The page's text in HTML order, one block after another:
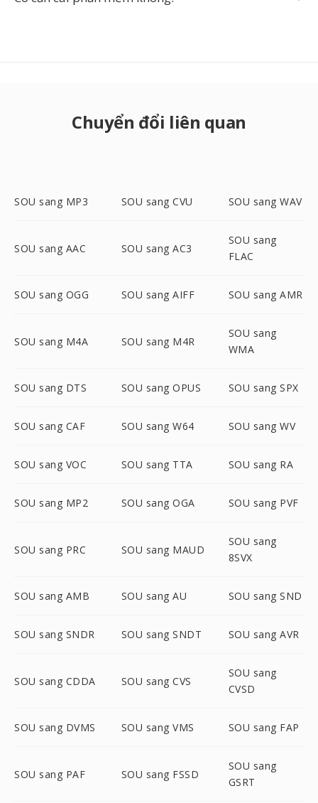
Chuyển đổi liên quan
SOU sang MP3 SOU sang CVU SOU sang WAV
SOU sang AAC SOU sang AC3
SOU sang
FLAC
SOU sang OGG SOU sang AIFF SOU sang AMR
SOU sang M4A SOU sang M4R
SOU sang
WMA
SOU sang DTS SOU sang OPUS SOU sang SPX
SOU sang CAF SOU sang W64 SOU sang WV
SOU sang VOC SOU sang TTA SOU sang RA
SOU sang MP2 SOU sang OGA SOU sang PVF
SOU sang PRC SOU sang MAUD
SOU sang
8SVX
SOU sang AMB SOU sang AU SOU sang SND
SOU sang SNDR SOU sang SNDT SOU sang AVR
SOU sang CDDA SOU sang CVS
SOU sang
CVSD
SOU sang DVMS SOU sang VMS SOU sang FAP
SOU sang PAF SOU sang FSSD
SOU sang
GSRT